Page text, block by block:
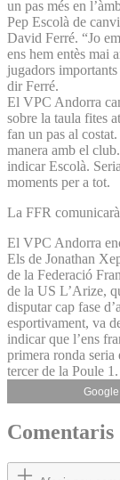
un pas més en
Pep Escolà de
David Ferré. “Jo
ens hem entès mai
jugadors
dir Ferré.
El VPC Andorra
sobre la taula fites
fan un pas al
manera amb el
indicar Escolà.
moments per a tot.
La FFR
El VPC Andorra
Els de Jonathan
de la Federació
de la US L’Arize,
disputar cap fase
esportivament, va
indicar que l’ens
primera ronda
tercer de la Poule 1.
Comentaris